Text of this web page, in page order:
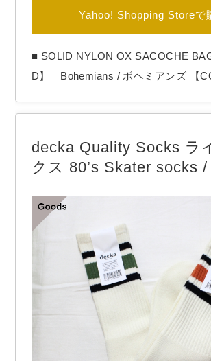
Yahoo! Shopping Storeで
■ SOLID NYLON OX SACOCHE BAG 【
D】 Bohemians / ボヘミアンズ 【COLOR】 Br
D NYLON OX SACOCHE BAG」
バッグ。 ファスナーポケット２つ、
ケット…
decka Quality Socks ラ
クス 80’s Skater socks